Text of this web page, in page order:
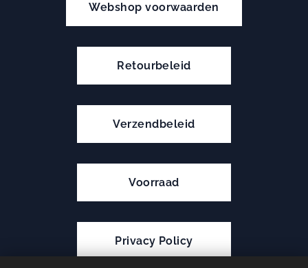
Webshop voorwaarden
Retourbeleid
Verzendbeleid
Voorraad
Privacy Policy